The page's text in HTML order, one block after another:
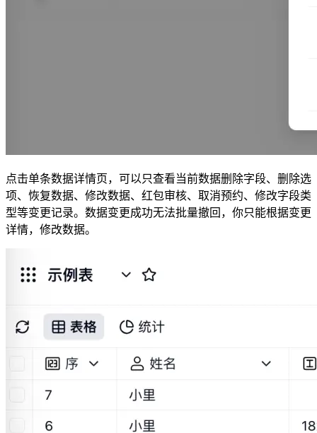
点击单条数据详情页，可以只查看当前数据删除字段、删除选
项、恢复数据、修改数据、红包审核、取消预约、修改字段类
型等变更记录。数据变更成功无法批量撤回，你只能根据变更
详情，修改数据。